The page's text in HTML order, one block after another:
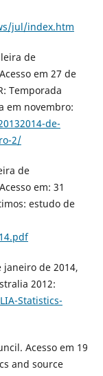
jul/index.htm
de
em 27 de
Temporada
em novembro:
de-
2/
de
em: 31
estudo de
janeiro de 2014,
2012:
Statistics-
Acesso em 19
and source